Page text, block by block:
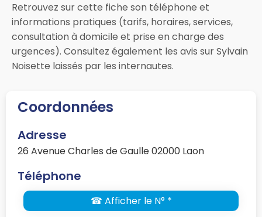
Retrouvez sur cette fiche son téléphone et
informations pratiques (tarifs, horaires, services,
consultation à domicile et prise en charge des
urgences). Consultez également les avis sur Sylvain
Noisette laissés par les internautes.
Coordonnées
Adresse
26 Avenue Charles de Gaulle 02000 Laon
Téléphone
☎ Afficher le N° *